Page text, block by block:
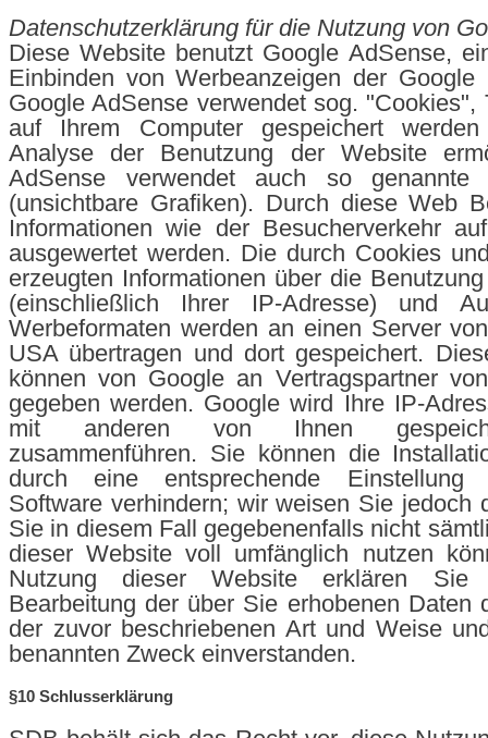
Datenschutzerklärung für die Nutzung von
Diese Website benutzt Google AdSense,
Einbinden von Werbeanzeigen der Google
Google AdSense verwendet sog. "Cookies",
auf Ihrem Computer gespeichert
Analyse der Benutzung der Website
AdSense verwendet auch so genannte
(unsichtbare Grafiken). Durch diese Web
Informationen wie der Besucherverkehr
ausgewertet werden. Die durch Cookies
erzeugten Informationen über die
(einschließlich Ihrer IP-Adresse) und
Werbeformaten werden an einen Server
USA übertragen und dort gespeichert.
können von Google an Vertragspartner
gegeben werden. Google wird Ihre IP-
mit anderen von Ihnen
zusammenführen. Sie können die
durch eine entsprechende Einstellung
Software verhindern; wir weisen Sie jedoch
Sie in diesem Fall gegebenenfalls nicht
dieser Website voll umfänglich nutzen
Nutzung dieser Website erklären
Bearbeitung der über Sie erhobenen Daten
der zuvor beschriebenen Art und Weise
benannten Zweck einverstanden.
§10 Schlusserklärung